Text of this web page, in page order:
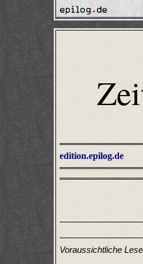
edition.epilog.de
Voraussichtliche